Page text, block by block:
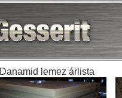
Danamid lemez árlista